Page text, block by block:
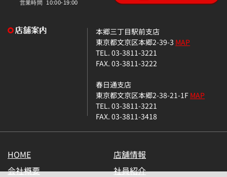
本郷三丁目駅前支店
東京都文京区本郷2-39-3 MAP
TEL. 03-3811-3221
FAX. 03-3811-3222
春日通支店
東京都文京区本郷2-38-21-1FMAP
TEL. 03-3811-3221
FAX. 03-3811-3418
HOME
店舗情報
会社概要
社員紹介